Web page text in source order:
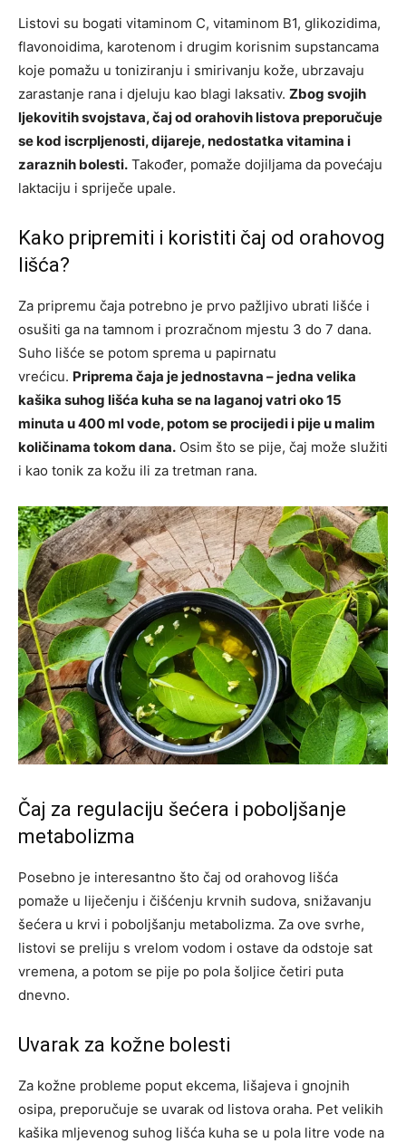
Listovi su bogati vitaminom C, vitaminom B1, glikozidima,
flavonoidima, karotenom i drugim korisnim supstancama
koje pomažu u toniziranju i smirivanju kože, ubrzavaju
zarastanje rana i djeluju kao blagi laksativ. Zbog svojih
ljekovitih svojstava, čaj od orahovih listova preporučuje
se kod iscrpljenosti, dijareje, nedostatka vitamina i
zaraznih bolesti. Također, pomaže dojiljama da povećaju
laktaciju i spriječe upale.
Kako pripremiti i koristiti čaj od orahovog
lišća?
Za pripremu čaja potrebno je prvo pažljivo ubrati lišće i
osušiti ga na tamnom i prozračnom mjestu 3 do 7 dana.
Suho lišće se potom sprema u papirnatu
vrećicu. Priprema čaja je jednostavna – jedna velika
kašika suhog lišća kuha se na laganoj vatri oko 15
minuta u 400 ml vode, potom se procijedi i pije u malim
količinama tokom dana. Osim što se pije, čaj može služiti
i kao tonik za kožu ili za tretman rana.
Čaj za regulaciju šećera i poboljšanje
metabolizma
Posebno je interesantno što čaj od orahovog lišća
pomaže u liječenju i čišćenju krvnih sudova, snižavanju
šećera u krvi i poboljšanju metabolizma. Za ove svrhe,
listovi se preliju s vrelom vodom i ostave da odstoje sat
vremena, a potom se pije po pola šoljice četiri puta
dnevno.
Uvarak za kožne bolesti
Za kožne probleme poput ekcema, lišajeva i gnojnih
osipa, preporučuje se uvarak od listova oraha. Pet velikih
kašika mljevenog suhog lišća kuha se u pola litre vode na